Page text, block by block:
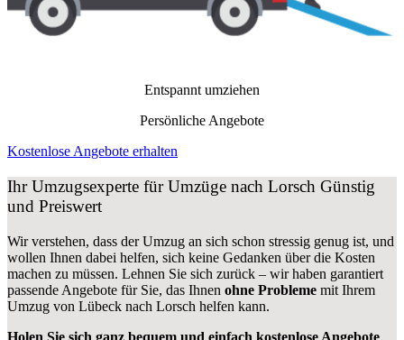
Entspannt umziehen
Persönliche Angebote
Kostenlose Angebote erhalten
Ihr Umzugsexperte für Umzüge nach Lorsch Günstig
und Preiswert
Wir verstehen, dass der Umzug an sich schon stressig genug ist, und
wollen Ihnen dabei helfen, sich keine Gedanken über die Kosten
machen zu müssen. Lehnen Sie sich zurück – wir haben garantiert
passende Angebote für Sie, das Ihnen ohne Probleme mit Ihrem
Umzug von Lübeck nach Lorsch helfen kann.
Holen Sie sich ganz bequem und einfach kostenlose Angebote,